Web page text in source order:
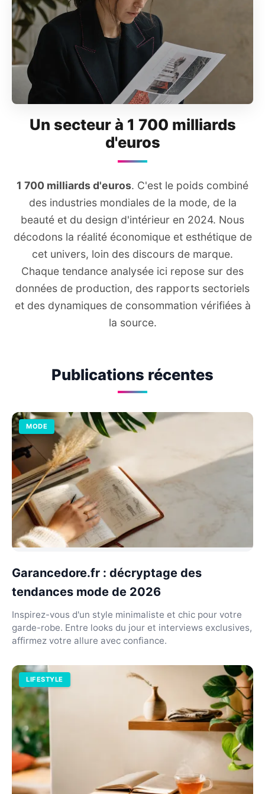
Un secteur à 1 700 milliards
d'euros
1 700 milliards d'euros. C'est le poids combiné
des industries mondiales de la mode, de la
beauté et du design d'intérieur en 2024. Nous
décodons la réalité économique et esthétique de
cet univers, loin des discours de marque.
Chaque tendance analysée ici repose sur des
données de production, des rapports sectoriels
et des dynamiques de consommation vérifiées à
la source.
Publications récentes
MODE
Garancedore.fr : décryptage des
tendances mode de 2026
Inspirez-vous d'un style minimaliste et chic pour votre
garde-robe. Entre looks du jour et interviews exclusives,
affirmez votre allure avec confiance.
LIFESTYLE